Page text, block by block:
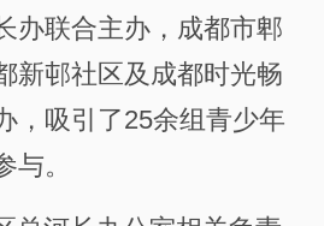
办联合主办，成都市郫
新邨社区及成都时光畅
，吸引了25余组青少年
与。